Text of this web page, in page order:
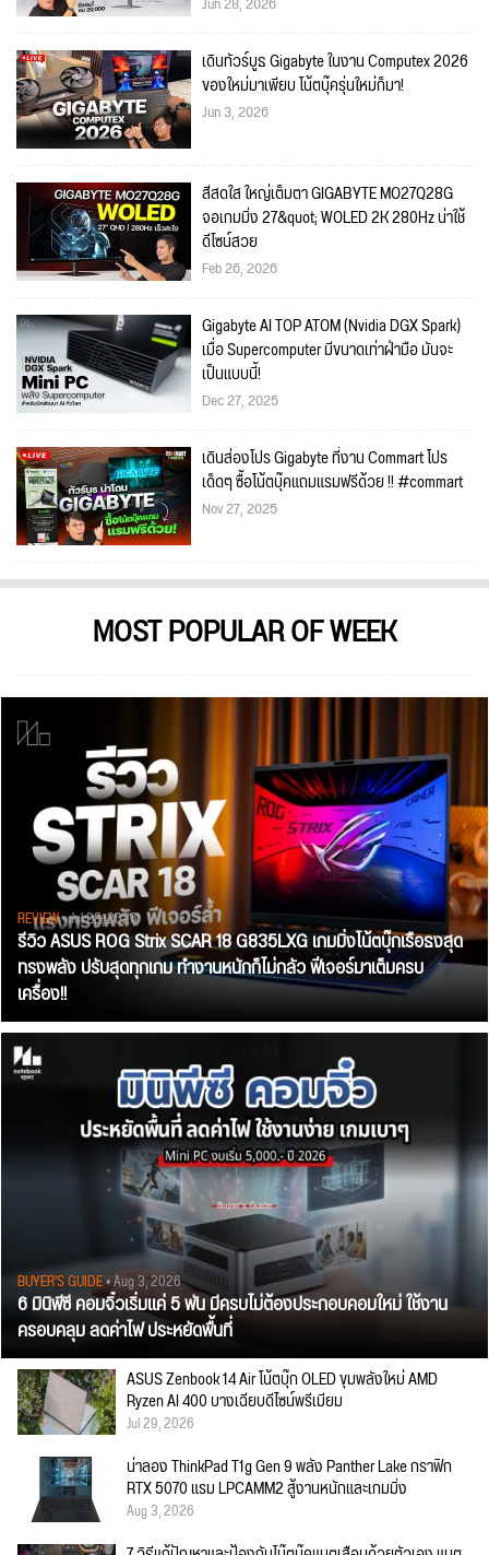
เดินทัวร์บูธ Gigabyte ในงาน Computex 2026
ของใหม่มาเพียบ โน้ตบุ๊ครุ่นใหม่ก็มา!
Jun 3, 2026
สีสดใส ใหญ่เต็มตา GIGABYTE MO27Q28G
จอเกมมิ่ง 27&quot; WOLED 2K 280Hz น่าใช้
ดีไซน์สวย
Feb 26, 2026
Gigabyte AI TOP ATOM (Nvidia DGX Spark)
เมื่อ Supercomputer มีขนาดเท่าฝ่ามือ มันจะ
เป็นแบบนี้!
Dec 27, 2025
เดินส่องโปร Gigabyte ที่งาน Commart โปร
เด็ดๆ ซื้อโน้ตบุ๊คแถมแรมฟรีด้วย !! #commart
Nov 27, 2025
MOST POPULAR OF WEEK
REVIEW• Jul 28, 2026
รีวิว ASUS ROG Strix SCAR 18 G835LXG เกมมิ่งโน้ตบุ๊กเรือธงสุด
ทรงพลัง ปรับสุดทุกเกม ทำงานหนักก็ไม่กลัว ฟีเจอร์มาเต็มครบ
เครื่อง!!
BUYER'S GUIDE• Aug 3, 2026
6 มินิพีซี คอมจิ๋วเริ่มแค่ 5 พัน มีครบไม่ต้องประกอบคอมใหม่ ใช้งาน
ครอบคลุม ลดค่าไฟ ประหยัดพื้นที่
ASUS Zenbook 14 Air โน้ตบุ๊ก OLED ขุมพลังใหม่ AMD
Ryzen AI 400 บางเฉียบดีไซน์พรีเมียม
Jul 29, 2026
น่าลอง ThinkPad T1g Gen 9 พลัง Panther Lake กราฟิก
RTX 5070 แรม LPCAMM2 สู้งานหนักและเกมมิ่ง
Aug 3, 2026